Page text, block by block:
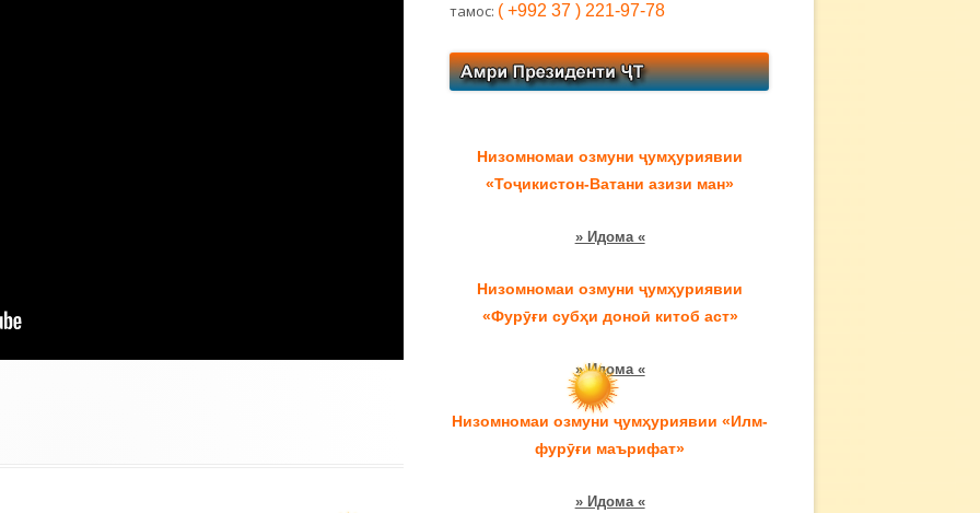
тамос: ( +992 37 ) 221-97-78
Низомномаи озмуни ҷумҳуриявии
«Тоҷикистон-Ватани азизи ман»
» Идома «
Низомномаи озмуни ҷумҳуриявии
«Фурӯғи субҳи доноӣ китоб аст»
» Идома «
Низомномаи озмуни ҷумҳуриявии «Илм-
фурӯғи маърифат»
» Идома «